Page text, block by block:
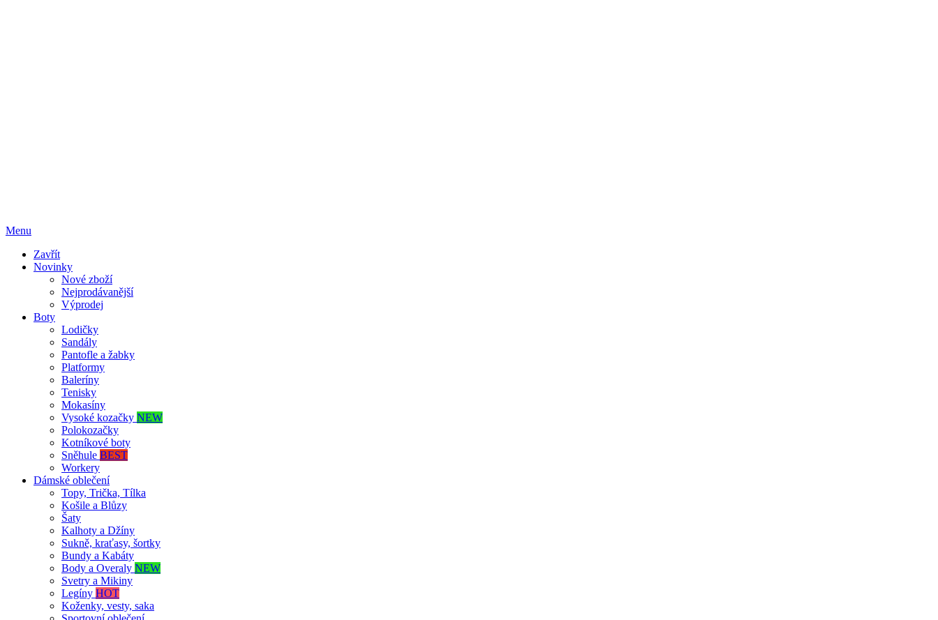
Menu
Zavřít
Novinky
Nové zboží
Nejprodávanější
Výprodej
Boty
Lodičky
Sandály
Pantofle a žabky
Platformy
Baleríny
Tenisky
Mokasíny
Vysoké kozačky NEW
Polokozačky
Kotníkové boty
Sněhule BEST
Workery
Dámské oblečení
Topy, Trička, Tílka
Košile a Blůzy
Šaty
Kalhoty a Džíny
Sukně, kraťasy, šortky
Bundy a Kabáty
Body a Overaly NEW
Svetry a Mikiny
Legíny HOT
Koženky, vesty, saka